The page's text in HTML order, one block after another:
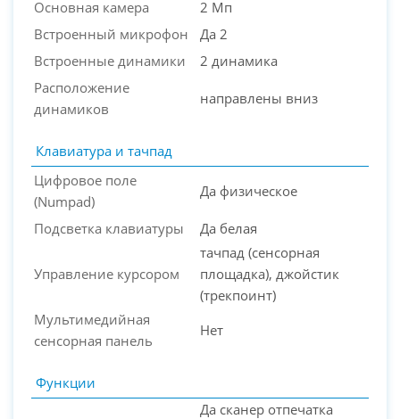
Основная камера
2 Мп
Встроенный микрофон
Да 2
Встроенные динамики
2 динамика
Расположение
динамиков
направлены вниз
Клавиатура и тачпад
Цифровое поле
(Numpad)
Да физическое
Подсветка клавиатуры Да белая
Управление курсором
тачпад (сенсорная
площадка), джойстик
(трекпоинт)
Мультимедийная
сенсорная панель
Нет
Функции
Да сканер отпечатка